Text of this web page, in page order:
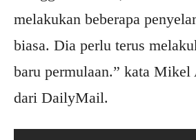
melakukan beberapa
biasa. Dia perlu terus
baru permulaan.” kata
dari DailyMail.